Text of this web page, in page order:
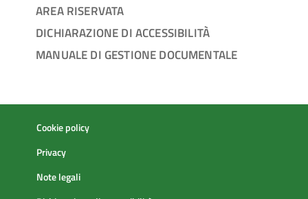
AREA RISERVATA
DICHIARAZIONE DI ACCESSIBILITÀ
MANUALE DI GESTIONE DOCUMENTALE
Cookie policy
Privacy
Note legali